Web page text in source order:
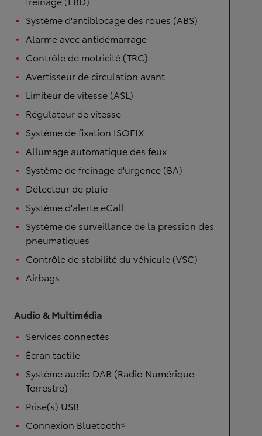
Système d'antiblocage des roues (ABS)
Alarme avec antidémarrage
Contrôle de motricité (TRC)
Avertisseur de circulation avant
Limiteur de vitesse (ASL)
Régulateur de vitesse
Système de fixation ISOFIX
Allumage automatique des feux
Système de freinage d'urgence (BA)
Détecteur de pluie
Système d'alerte eCall
Système de surveillance de la pression des
pneumatiques
Contrôle de stabilité du véhicule (VSC)
Airbags
Audio & Multimédia
Services connectés
Écran tactile
Système audio DAB (Radio Numérique
Terrestre)
Prise(s) USB
Connexion Bluetooth®